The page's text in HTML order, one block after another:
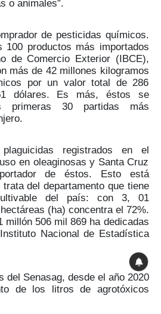
o animales”.
de pesticidas químicos.
productos más importados
de Comercio Exterior (IBCE),
más de 42 millones kilogramos
por un valor total de 286
dólares. Es más, éstos se
primeras 30 partidas más
registrados en el
en oleaginosas y Santa Cruz
de éstos. Esto está
del departamento que tiene
del país: con 3, 01
(ha) concentra el 72%.
millón 506 mil 869 ha dedicadas
Nacional de Estadística
del Senasag, desde el año 2020
de los litros de agrotóxicos